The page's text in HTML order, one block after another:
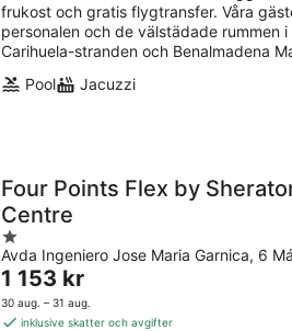
frukost och gratis flygtransfer. Våra
personalen och de välstädade rummen
Carihuela-stranden och Benalmadena
Pool
Jacuzzi
Four Points Flex by
Centre
1
out
of
5
Avda Ingeniero Jose Maria Garnica, 6
Priset
är
1 153 kr
1 153 kr
30 aug. – 31 aug.
inklusive skatter och avgifter